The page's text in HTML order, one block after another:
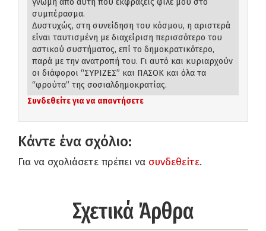
συμπέρασμα.
Δυστυχώς, στη συνείδηση του κόσμου, η αριστερά
είναι ταυτισμένη με διαχείριση περισσότερο του
αστικού συστήματος, επί το δημοκρατικότερο,
παρά με την ανατροπή του. Γι αυτό και κυριαρχούν
οι διάφοροι “ΣΥΡΙΖΕΣ” και ΠΑΣΟΚ και όλα τα
“φρούτα” της σοσιαλδημοκρατίας.
Συνδεθείτε για να απαντήσετε
Κάντε ένα σχόλιο:
Για να σχολιάσετε πρέπει να συνδεθείτε.
Σχετικά Άρθρα